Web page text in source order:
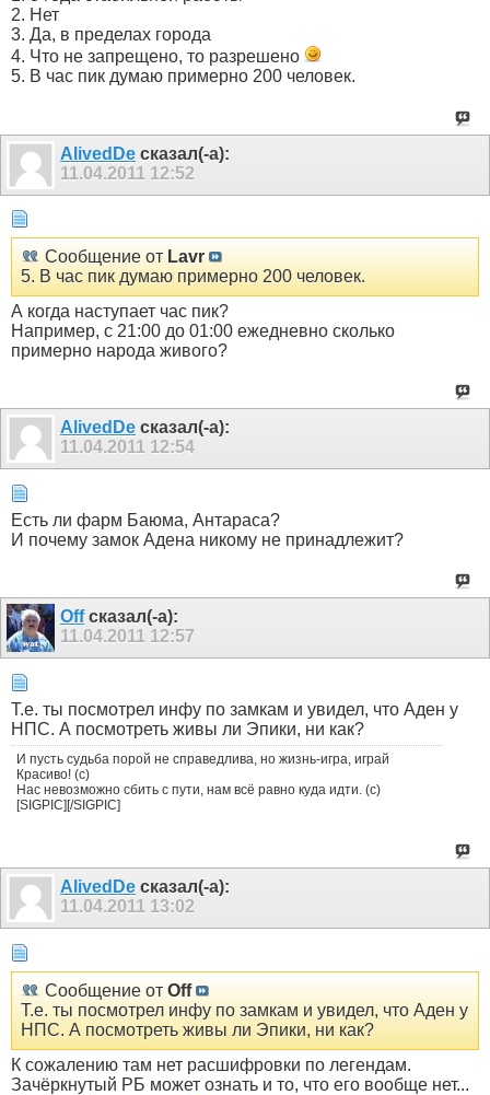
2. Нет
3. Да, в пределах города
4. Что не запрещено, то разрешено
5. В час пик думаю примерно 200 человек.
AlivedDe сказал(-а):
11.04.2011 12:52
Сообщение от Lavr
5. В час пик думаю примерно 200 человек.
А когда наступает час пик?
Например, с 21:00 до 01:00 ежедневно сколько
примерно народа живого?
AlivedDe сказал(-а):
11.04.2011 12:54
Есть ли фарм Баюма, Антараса?
И почему замок Адена никому не принадлежит?
Offсказал(-а):
11.04.2011 12:57
Т.е. ты посмотрел инфу по замкам и увидел, что Аден у
НПС. А посмотреть живы ли Эпики, ни как?
И пусть судьба порой не справедлива, но жизнь-игра, играй
Красиво! (с)
Нас невозможно сбить с пути, нам всё равно куда идти. (с)
[SIGPIC][/SIGPIC]
AlivedDe сказал(-а):
11.04.2011 13:02
Сообщение от Off
Т.е. ты посмотрел инфу по замкам и увидел, что Аден у
НПС. А посмотреть живы ли Эпики, ни как?
К сожалению там нет расшифровки по легендам.
Зачёркнутый РБ может ознать и то, что его вообще нет...